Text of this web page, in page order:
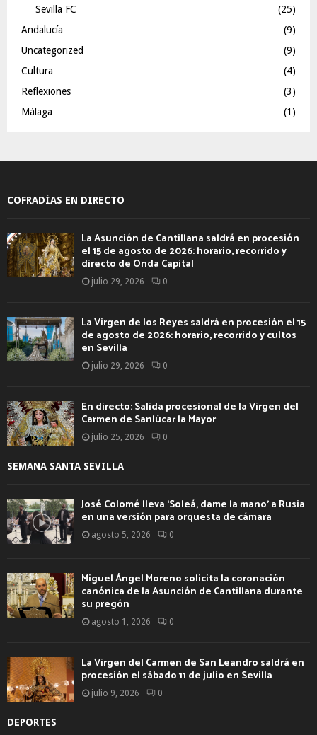
Sevilla FC
(25)
Andalucía
(9)
Uncategorized
(9)
Cultura
(4)
Reflexiones
(3)
Málaga
(1)
COFRADÍAS EN DIRECTO
La Asunción de Cantillana saldrá en procesión
el 15 de agosto de 2026: horario, recorrido y
directo de Onda Capital
julio 29, 2026 0
La Virgen de los Reyes saldrá en procesión el 15
de agosto de 2026: horario, recorrido y cultos
en Sevilla
julio 29, 2026 0
En directo: Salida procesional de la Virgen del
Carmen de Sanlúcar la Mayor
julio 25, 2026 0
SEMANA SANTA SEVILLA
José Colomé lleva ‘Soleá, dame la mano’ a Rusia
en una versión para orquesta de cámara
agosto 5, 2026 0
Miguel Ángel Moreno solicita la coronación
canónica de la Asunción de Cantillana durante
su pregón
agosto 1, 2026 0
La Virgen del Carmen de San Leandro saldrá en
procesión el sábado 11 de julio en Sevilla
julio 9, 2026 0
DEPORTES